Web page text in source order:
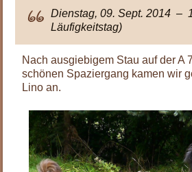
Dienstag, 09. Sept. 2014 –
Läufigkeitstag)
Nach ausgiebigem Stau auf der A
schönen Spaziergang kamen wir
Lino an.